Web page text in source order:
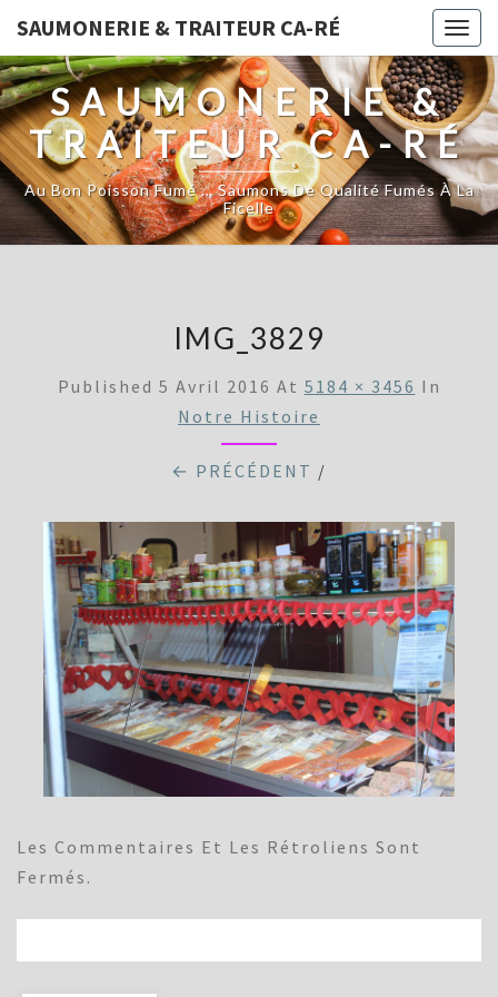
SAUMONERIE & TRAITEUR CA-RÉ
SAUMONERIE &
TRAITEUR CA-RÉ
Au Bon Poisson Fumé … Saumons De Qualité Fumés À La
Ficelle
IMG_3829
Published 5 Avril 2016 At 5184 × 3456 In
Notre Histoire
← PRÉCÉDENT /
Les Commentaires Et Les Rétroliens Sont
Fermés.